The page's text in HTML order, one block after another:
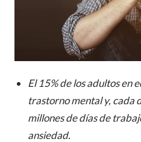
El 15% de los adultos en
trastorno mental y, cada
millones de días de
ansiedad.